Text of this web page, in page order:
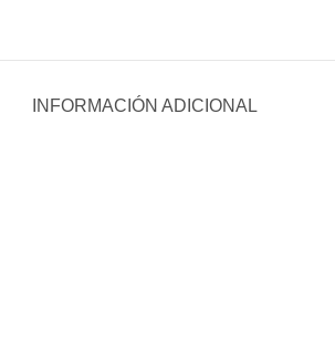
INFORMACIÓN ADICIONAL